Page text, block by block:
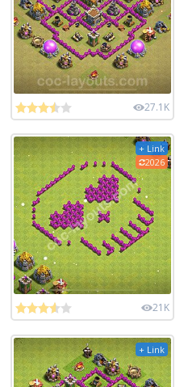
27.1K
+ Link
2026
21K
+ Link